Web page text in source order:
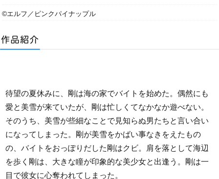
©エルフ／ピンクパイナップル
待望の夏休みに、剛は海の家でバイトを始めた。偶然にも
愛と美雪が来ていたが、剛は忙しくてなかなか遊べない。
そのうち、美雪が些細なことで見知らぬ男たちと言い合い
になってしまった。剛が美雪をかばい事なきをえたもの
の、バイトをおっぽりだした剛はクビ。肩を落として海辺
を歩く剛は、大きな瞳が印象的な美少女と出逢う。剛は一
目で彼女に心奪われてしまった。